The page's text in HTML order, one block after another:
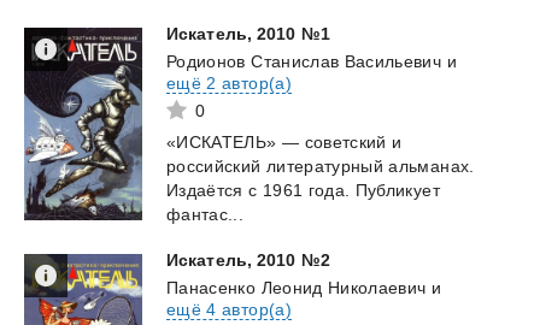
Искатель, 2010 №1
Родионов Станислав Васильевич и
ещё 2 автор(а)
0
«ИСКАТЕЛЬ» — советский и
российский литературный альманах.
Издаётся с 1961 года. Публикует
фантас...
Искатель, 2010 №2
Панасенко Леонид Николаевич и
ещё 4 автор(а)